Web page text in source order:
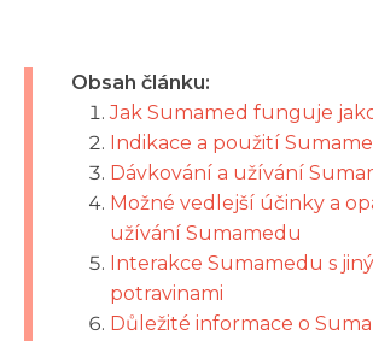
Obsah článku:
Jak Sumamed funguje
Indikace a použití
Dávkování a užívání
Možné vedlejší účinky a
užívání Sumamedu
Interakce Sumamedu s
potravinami
Důležité informace o